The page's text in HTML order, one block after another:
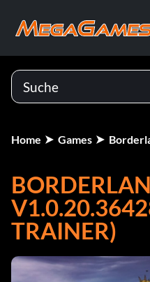
Home Games
TRAINER)